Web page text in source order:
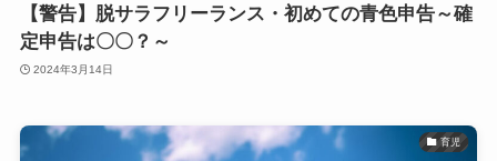
【警告】脱サラフリーランス・初めての青色申告～確
定申告は〇〇？～
2024年3月14日
育児